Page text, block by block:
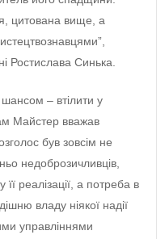
цитована вище, а
Ростислава Синька.
шансом – втілити у
Майстер вважав
був зовсім не
недоброзичливців,
реалізації, а потреба в
владу ніякої надії
управліннями